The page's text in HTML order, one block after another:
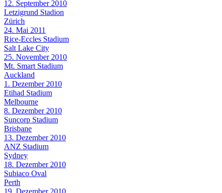
12. September 2010
Letzigrund Stadion
Zürich
24. Mai 2011
Rice-Eccles Stadium
Salt Lake City
25. November 2010
Mt. Smart Stadium
Auckland
1. Dezember 2010
Etihad Stadium
Melbourne
8. Dezember 2010
Suncorp Stadium
Brisbane
13. Dezember 2010
ANZ Stadium
Sydney
18. Dezember 2010
Subiaco Oval
Perth
19. Dezember 2010